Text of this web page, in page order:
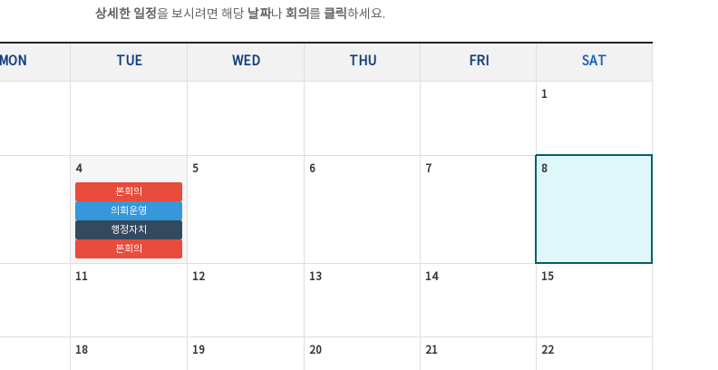
상세한 일정을 보시려면 해당 날짜나 회의를 클릭하세요.
MON TUE WED THU FRI SAT
1
4
본회의
의회운영
행정자치
본회의
5 6 7 8
11 12 13 14 15
18 19 20 21 22